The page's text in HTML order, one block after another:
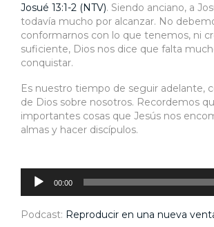
Josué 13:1-2 (NTV). Siendo anciano, a
todavía mucho por alcanzar. No
conformarnos con lo que tenemos, ni
suficiente, Dios nos dice que falta
conquistar.
Es nuestro tiempo de seguir adelante,
de Dios sobre nosotros. Recordemos
importantes cosas que Jesús nos
almas y hacer discípulos.
Reproductor
audio 00:00
Podcast: Reproducir en una nueva